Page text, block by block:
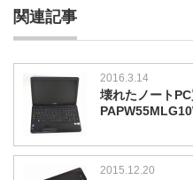
関連記事
2016.3.14
壊れたノート
2015.12.20